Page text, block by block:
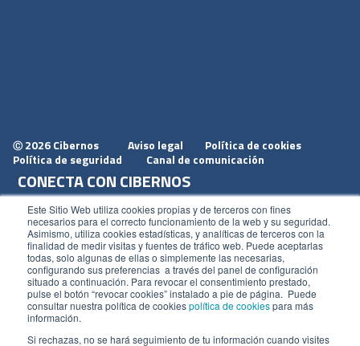
Este Sitio Web utiliza cookies propias y de terceros con fines
necesarios para el correcto funcionamiento de la web y su seguridad.
Asimismo, utiliza cookies estadísticas, y analíticas de terceros con la
finalidad de medir visitas y fuentes de tráfico web. Puede aceptarlas
todas, solo algunas de ellas o simplemente las necesarias,
configurando sus preferencias a través del panel de configuración
situado a continuación. Para revocar el consentimiento prestado,
pulse el botón “revocar cookies” instalado a pie de página. Puede
consultar nuestra política de cookiespolítica de cookiespara más
información.
Si rechazas, no se hará seguimiento de tu información cuando visites
Ⓒ 2026 Cibernos Aviso legal
Política de cookies
Política de seguridad
Canal de comunicación
CONECTA CON CIBERNOS
Únete a nosotros
Dónde estamos
Conoce nuestro blog
ACCESOS